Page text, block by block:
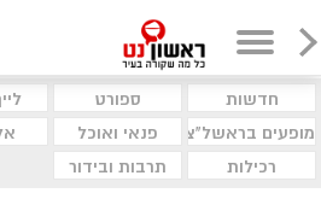
חדשות ספורט
מופעים בראשל"צ
פנאי ואוכל
רכילות
תרבות ובידור